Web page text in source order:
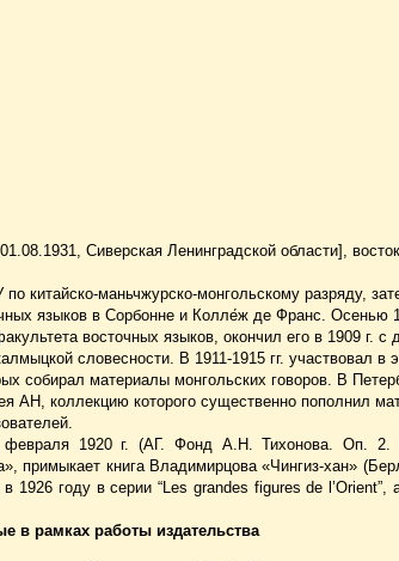
Сиверская Ленинградской области],
китайско-маньчжурско-монгольскому разряду,
языков в Сорбонне и Колле́ж де Франс. Осенью
восточных языков, окончил его в 1909 г.
словесности. В 1911-1915 гг. участвовал в
собирал материалы монгольских говоров. В
АН, коллекцию которого существенно пополнил
февраля 1920 г. (АГ. Фонд А.Н. Тихонова. Оп.
примыкает книга Владимирцова «Чингиз-хан»
году в серии “Les grandes figures de l’Orient”,
в рамках работы издательства